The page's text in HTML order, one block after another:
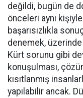
değildi, bugün de
önceleri aynı
başarısızlıkla
denemek,
Kürt sorunu gibi
konuşulması,
kısıtlanmış
yapılabilir ancak.